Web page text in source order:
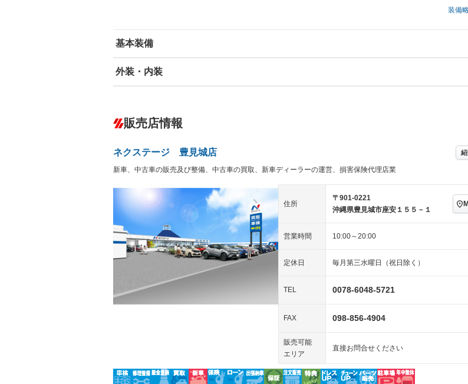
装備
基本装備
エアバッグ：運転席/助手席/サイド
－ ダウンヒルアシストコントロール
Bluetooth接続 センター
装備
外装・内装
オーディオ：CDまたはCDチェンジャー／ミュージック
プレイヤー接続可
－
ヘッドライトウォッシャ
ー
キーレス
LEDヘッドランプ － HID(キセノンライト) － ポータブルナビ
－ スマートキー ローダウン
－ ランフラットタイヤ － パワーシート 3列シート ベンチシ
フルフラットシート チップアップシート オットマン
シートヒーター － ウォークスルー 後席モニター
フロントカメラ
販売店情報
ネクステージ 豊見城店
新車、中古車の販売及び整備、中古車の買取、新車ディーラーの運営、損害保険代理店業
住所
〒901-0221
沖縄県豊見城市座安１５５－１
営業時間 10:00～20:00
定休日 毎月第三水曜日（祝日除く）
TEL 0078-6048-5721
FAX 098-856-4904
販売可能
エリア
直接お問合せください